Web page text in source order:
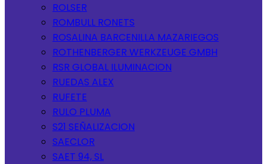
ROLSER
ROMBULL RONETS
ROSALINA BARCENILLA MAZARIEGOS
ROTHENBERGER WERKZEUGE GMBH
RSR GLOBAL ILUMINACION
RUEDAS ALEX
RUFETE
RULO PLUMA
S21 SEÑALIZACION
SAECLOR
SAET 94, SL